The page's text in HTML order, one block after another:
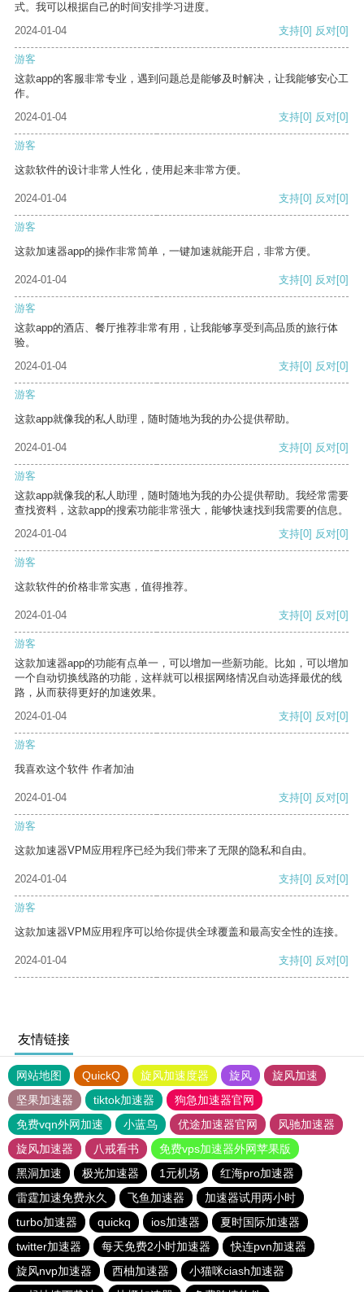
式。我可以根据自己的时间安排学习进度。
2024-01-04
支持[0] 反对[0]
游客
这款app的客服非常专业，遇到问题总是能够及时解决，让我能够安心工
作。
2024-01-04
支持[0] 反对[0]
游客
这款软件的设计非常人性化，使用起来非常方便。
2024-01-04 支持[0] 反对[0]
游客
这款加速器app的操作非常简单，一键加速就能开启，非常方便。
2024-01-04 支持[0] 反对[0]
游客
这款app的酒店、餐厅推荐非常有用，让我能够享受到高品质的旅行体
验。
2024-01-04
支持[0] 反对[0]
游客
这款app就像我的私人助理，随时随地为我的办公提供帮助。
2024-01-04 支持[0] 反对[0]
游客
这款app就像我的私人助理，随时随地为我的办公提供帮助。我经常需要
查找资料，这款app的搜索功能非常强大，能够快速找到我需要的信息。
2024-01-04
支持[0] 反对[0]
游客
这款软件的价格非常实惠，值得推荐。
2024-01-04 支持[0] 反对[0]
游客
这款加速器app的功能有点单一，可以增加一些新功能。比如，可以增加
一个自动切换线路的功能，这样就可以根据网络情况自动选择最优的线
路，从而获得更好的加速效果。
2024-01-04
支持[0] 反对[0]
游客
我喜欢这个软件 作者加油
2024-01-04 支持[0] 反对[0]
游客
这款加速器VPM应用程序已经为我们带来了无限的隐私和自由。
2024-01-04 支持[0] 反对[0]
游客
这款加速器VPM应用程序可以给你提供全球覆盖和最高安全性的连接。
2024-01-04 支持[0] 反对[0]
友情链接
网站地图 QuickQ 旋风加速度器 旋风
旋风加速
坚果加速器
tiktok加速器
狗急加速器官网
免费vqn外网加速
小蓝鸟 优途加速器官网
风驰加速器
旋风加速器
八戒看书
免费vps加速器外网苹果版
黑洞加速
极光加速器 1元机场
红海pro加速器
雷霆加速免费永久
飞鱼加速器
加速器试用两小时
turbo加速器
quickq ios加速器
夏时国际加速器
twitter加速器
每天免费2小时加速器
快连pvn加速器
旋风nvp加速器
西柚加速器
小猫咪ciash加速器